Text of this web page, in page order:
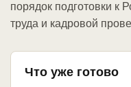
порядок подготовки к
труда и кадровой
Что уже готово